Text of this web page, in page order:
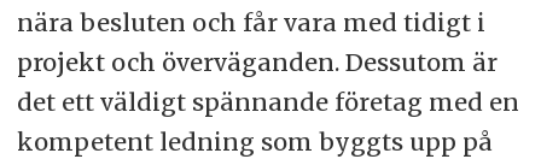
nära besluten och får vara med tidigt i
projekt och överväganden. Dessutom är
det ett väldigt spännande företag med en
kompetent ledning som byggts upp på